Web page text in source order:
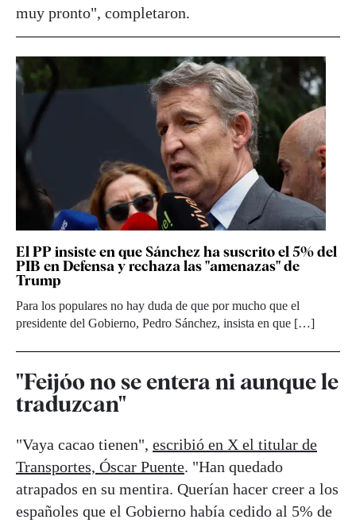
muy pronto", completaron.
El PP insiste en que Sánchez ha suscrito el 5% del
PIB en Defensa y rechaza las "amenazas" de
Trump
Para los populares no hay duda de que por mucho que el
presidente del Gobierno, Pedro Sánchez, insista en que […]
"Feijóo no se entera ni aunque le
traduzcan"
"Vaya cacao tienen", escribió en X el titular de
Transportes, Óscar Puente. "Han quedado
atrapados en su mentira. Querían hacer creer a los
españoles que el Gobierno había cedido al 5% de